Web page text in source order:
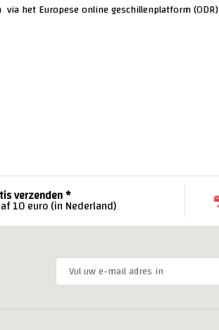
het Europese online geschillenplatform (ODR)
verzenden *
10 euro (in Nederland)